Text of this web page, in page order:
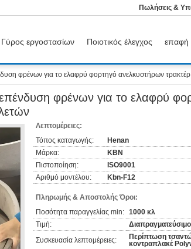
Πωλήσεις &
Γύρος εργοστασίων Ποιοτικός έλεγχος
επαφή
φρένων για το ελαφρύ φορτηγό ανελκυστήρων
φρένων για το ελαφρύ
Λεπτομέρειες:
Τόπος καταγωγής:
Henan
Μάρκα:
KBN
Πιστοποίηση:
ISO9001
Αριθμό μοντέλου:
Kbn-F12
Πληρωμής & Αποστολής Όροι:
Ποσότητα παραγγελίας min: 1000 κλ
Τιμή:
Συσκευασία λεπτομέρειες:
Περίπτωση
κοντραπλακέ